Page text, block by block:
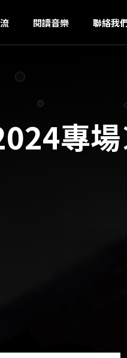
閱讀音樂 聯絡我
專場